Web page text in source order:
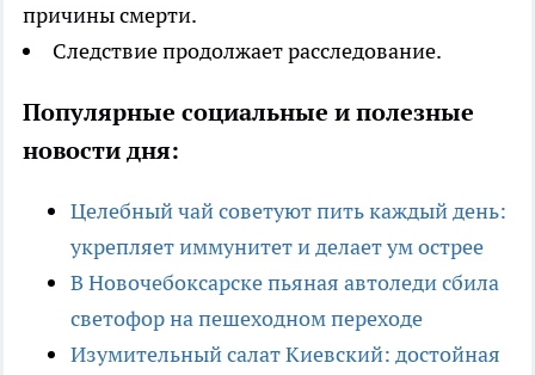
причины смерти.
Следствие продолжает расследование.
Популярные социальные и полезные
новости дня:
Целебный чай советуют пить каждый день:
укрепляет иммунитет и делает ум острее
В Новочебоксарске пьяная автоледи сбила
светофор на пешеходном переходе
Изумительный салат Киевский: достойная